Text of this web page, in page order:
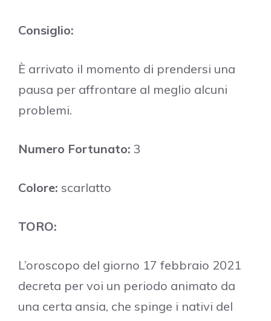
Consiglio:
È arrivato il momento di prendersi una
pausa per affrontare al meglio alcuni
problemi.
Numero Fortunato: 3
Colore: scarlatto
TORO:
L’oroscopo del giorno 17 febbraio 2021
decreta per voi un periodo animato da
una certa ansia, che spinge i nativi del